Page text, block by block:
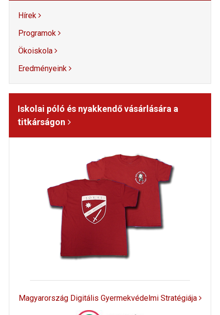
Hírek
Programok
Ökoiskola
Eredményeink
Iskolai póló és nyakkendő vásárlására a
titkárságon
Magyarország Digitális Gyermekvédelmi Stratégiája